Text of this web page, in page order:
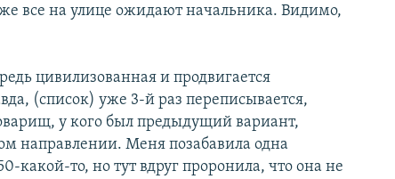
все на улице ожидают начальника. Видимо,
цивилизованная и продвигается
(список) уже 3-й раз переписывается,
у кого был предыдущий вариант,
направлении. Меня позабавила одна
какой-то, но тут вдруг проронила, что она не